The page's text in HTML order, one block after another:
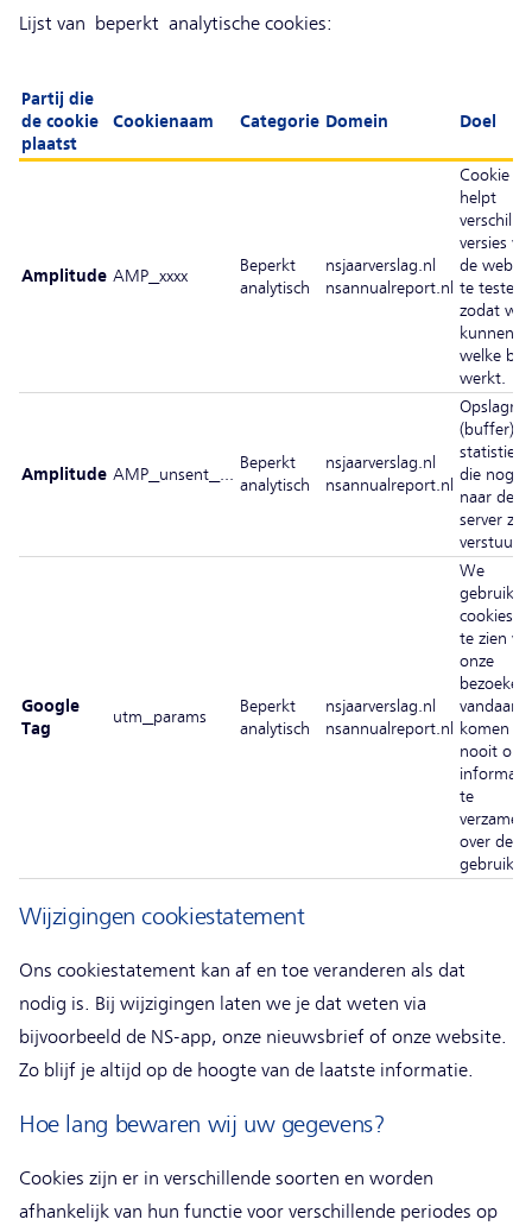
Lijst van beperkt analytische cookies:
Partij die
de cookie
plaatst
Cookienaam Categorie Domein Doel
Amplitude AMP_xxxx
Beperkt
analytisch
nsjaarverslag.nl
nsannualreport.nl
Cookie
helpt
versies
de
te testen,
zodat we
kunnen
welke
werkt.
Amplitude AMP_unsent_...
Beperkt
analytisch
nsjaarverslag.nl
nsannualreport.nl
Opslagrij
(buffer)
die nog
naar de
server zijn
Google
Tag
utm_params
Beperkt
analytisch
nsjaarverslag.nl
nsannualreport.nl
We
gebruiken
cookies
te zien
onze
bezoekers
vandaan
komen en
nooit om
te
over de
gebruiker
Wijzigingen cookiestatement
Ons cookiestatement kan af en toe veranderen als dat
nodig is. Bij wijzigingen laten we je dat weten via
bijvoorbeeld de NS-app, onze nieuwsbrief of onze website.
Zo blijf je altijd op de hoogte van de laatste informatie.
Hoe lang bewaren wij uw gegevens?
Cookies zijn er in verschillende soorten en worden
afhankelijk van hun functie voor verschillende periodes op